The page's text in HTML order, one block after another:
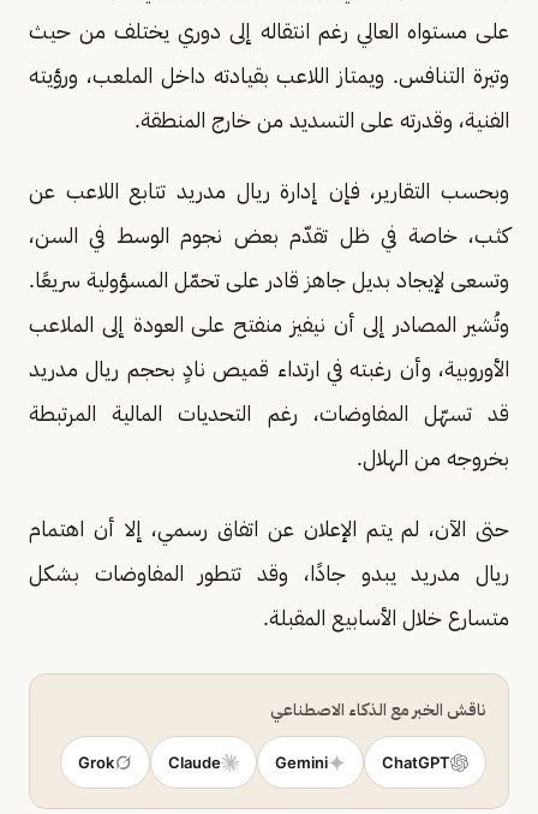
على مستواه العالي رغم انتقاله إلى دوري يختلف من حيث
وتيرة التنافس. ويمتاز اللاعب بقيادته داخل الملعب، ورؤيته
الفنية، وقدرته على التسديد من خارج المنطقة.
وبحسب التقارير، فإن إدارة ريال مدريد تتابع اللاعب عن
كثب، خاصة في ظل تقدّم بعض نجوم الوسط في السن،
وتسعى لإيجاد بديل جاهز قادر على تحمّل المسؤولية سريعًا.
وتُشير المصادر إلى أن نيفيز منفتح على العودة إلى الملاعب
الأوروبية، وأن رغبته في ارتداء قميص نادٍ بحجم ريال مدريد
قد تسهّل المفاوضات، رغم التحديات المالية المرتبطة
بخروجه من الهلال.
حتى الآن، لم يتم الإعلان عن اتفاق رسمي، إلا أن اهتمام
ريال مدريد يبدو جادًا، وقد تتطور المفاوضات بشكل
متسارع خلال الأسابيع المقبلة.
ناقش الخبر مع الذكاء الاصطناعي
ChatGPT
Gemini
Claude
Grok